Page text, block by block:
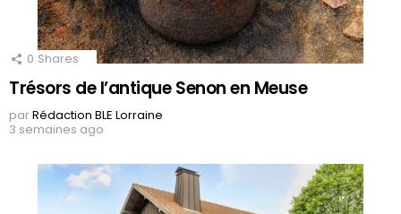
0 Shares
Trésors de l’antique Senon en Meuse
parRédaction BLE Lorraine
3 semaines ago